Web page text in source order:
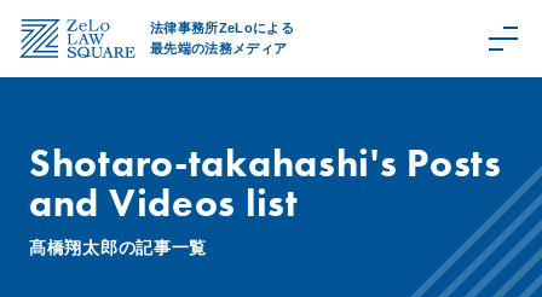
法律事務所ZeLoによる
最先端の法務メディア
C
t
Shotaro-takahashi's Posts
and Videos list
髙橋翔太郎の記事一覧